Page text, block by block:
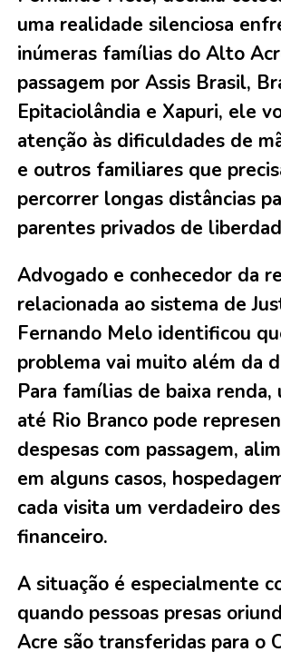
uma realidade silenciosa
inúmeras famílias do Alto
passagem por Assis Brasil,
Epitaciolândia e Xapuri, ele
atenção às dificuldades de
e outros familiares que
percorrer longas distâncias
parentes privados de
Advogado e conhecedor da
relacionada ao sistema de
Fernando Melo identificou
problema vai muito além da
Para famílias de baixa renda,
até Rio Branco pode
despesas com passagem,
em alguns casos,
cada visita um verdadeiro
financeiro.
A situação é especialmente
quando pessoas presas
Acre são transferidas para o